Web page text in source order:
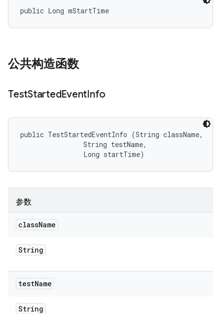
public Long mStartTime
公共构造函数
TestStartedEventInfo
public TestStartedEventInfo (String className,
                String testName,
                Long startTime)
参数
className
String
testName
String